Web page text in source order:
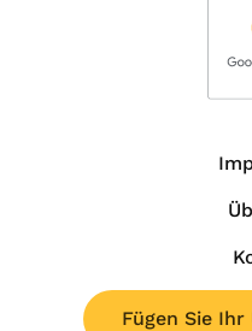
Fügen Sie